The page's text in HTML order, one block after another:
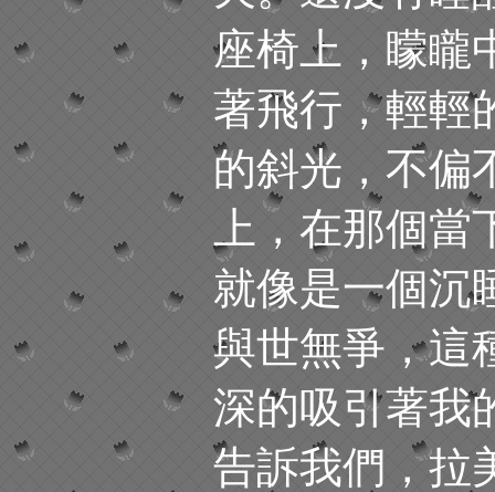
座椅上，矇矓
著飛行，輕輕
的斜光，不偏
上，在那個當
就像是一個沉
與世無爭，這
深的吸引著我
告訴我們，拉